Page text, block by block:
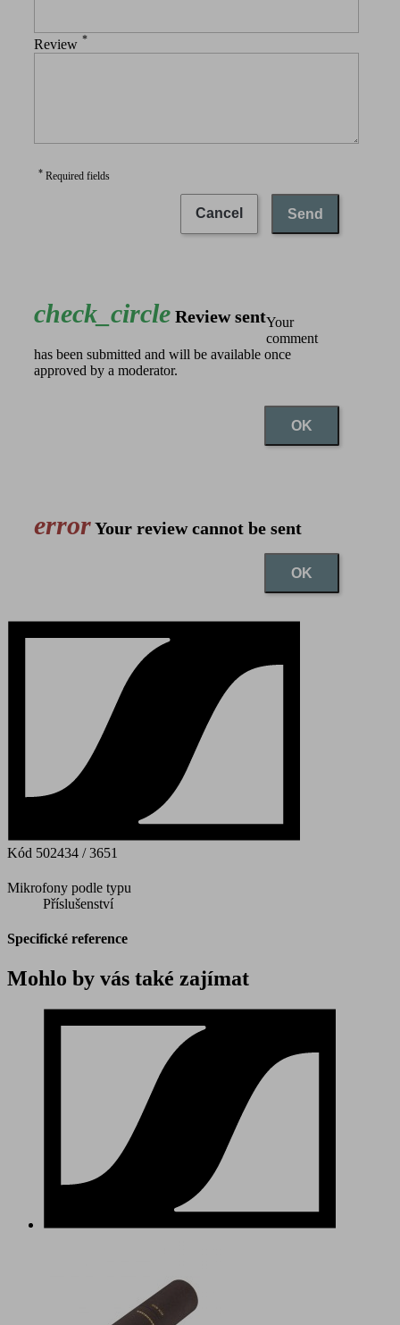
Review *
* Required fields
Cancel Send
check_circle Review sentYour
comment
has been submitted and will be available once
approved by a moderator.
OK
errorYour review cannot be sent
OK
Kód 502434 / 3651
Mikrofony podle typu
Příslušenství
Specifické reference
Mohlo by vás také zajímat